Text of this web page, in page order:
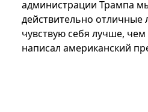
администрации Трампа
действительно отличные
чувствую себя лучше, чем
написал американский